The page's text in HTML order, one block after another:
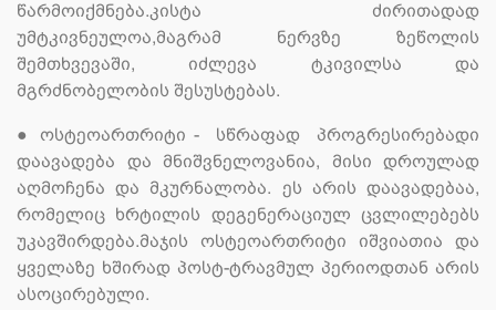
წარმოიქმნება.კისტა ძირითადად
უმტკივნეულოა,მაგრამ ნერვზე ზეწოლის
შემთხვევაში, იძლევა ტკივილსა და
მგრძნობელობის შესუსტებას.
●
ოსტეოართრიტი - სწრაფად პროგრესირებადი
დაავადება და მნიშვნელოვანია, მისი დროულად
აღმოჩენა და მკურნალობა. ეს არის დაავადებაა,
რომელიც ხრტილის დეგენერაციულ ცვლილებებს
უკავშირდება.მაჯის ოსტეოართრიტი იშვიათია და
ყველაზე ხშირად პოსტ-ტრავმულ პერიოდთან არის
ასოცირებული.